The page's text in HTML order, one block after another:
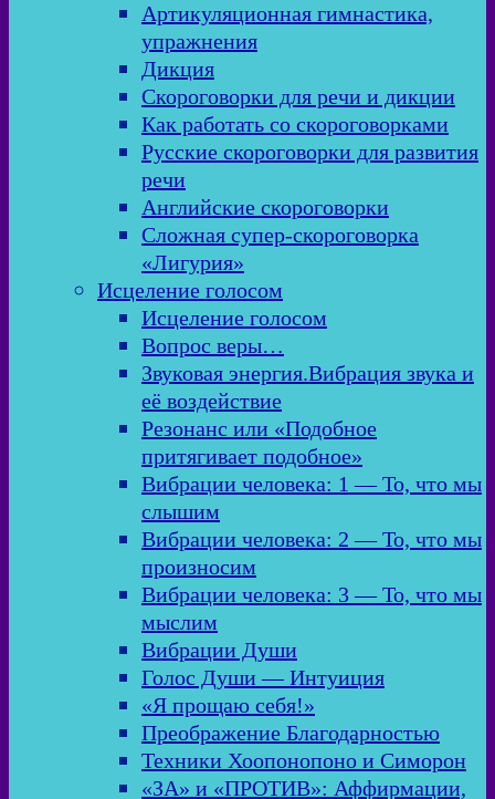
Артикуляционная гимнастика,
упражнения
Дикция
Скороговорки для речи и дикции
Как работать со скороговорками
Русские скороговорки для развития
речи
Английские скороговорки
Сложная супер-скороговорка
«Лигурия»
Исцеление голосом
Исцеление голосом
Вопрос веры…
Звуковая энергия.Вибрация звука и
её воздействие
Резонанс или «Подобное
притягивает подобное»
Вибрации человека: 1 — То, что мы
слышим
Вибрации человека: 2 — То, что мы
произносим
Вибрации человека: 3 — То, что мы
мыслим
Вибрации Души
Голос Души — Интуиция
«Я прощаю себя!»
Преображение Благодарностью
Техники Хоопонопоно и Симорон
«ЗА» и «ПРОТИВ»: Аффирмации,